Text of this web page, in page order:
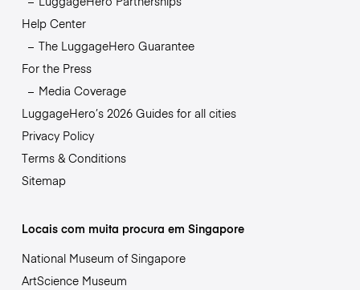
Help Center
The LuggageHero Guarantee
For the Press
Media Coverage
LuggageHero’s 2026 Guides for all cities
Privacy Policy
Terms & Conditions
Sitemap
Locais com muita procura em Singapore
National Museum of Singapore
ArtScience Museum